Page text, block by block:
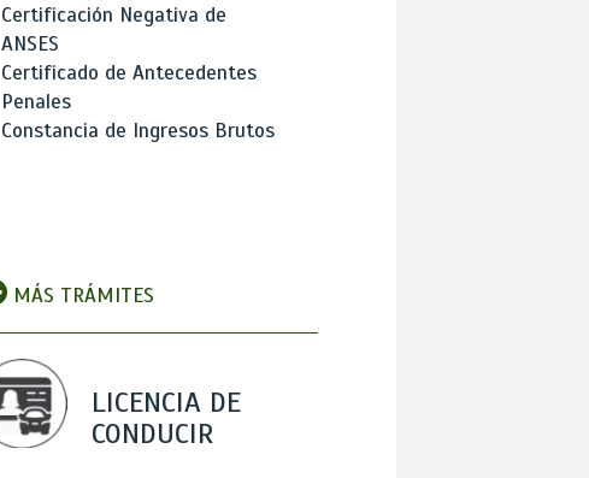
Certificación Negativa de
ANSES
Certificado de Antecedentes
Penales
Constancia de Ingresos Brutos
MÁS TRÁMITES
LICENCIA DE
CONDUCIR